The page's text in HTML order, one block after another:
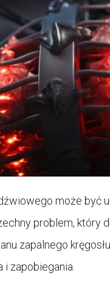
może
problem, który
zapalnego
zapobiegania.